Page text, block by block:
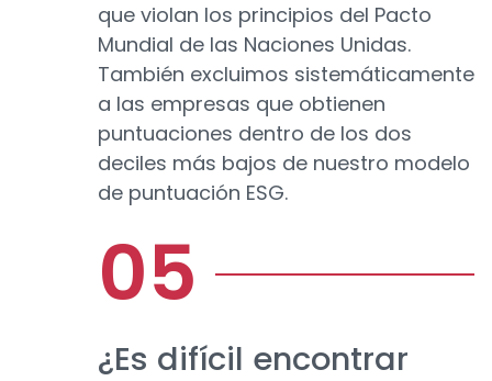
que violan los principios del Pacto
Mundial de las Naciones Unidas.
También excluimos sistemáticamente
a las empresas que obtienen
puntuaciones dentro de los dos
deciles más bajos de nuestro modelo
de puntuación ESG.
¿Es difícil encontrar